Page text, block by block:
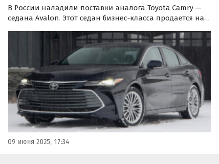
В России наладили поставки аналога Toyota Camry —
седана Avalon. Этот седан бизнес-класса продается на
под заказ, и стоит на одном из них минимум 2,9 млн
рублей, сообщают «Автоновости дня».
09 июня 2025, 17:34